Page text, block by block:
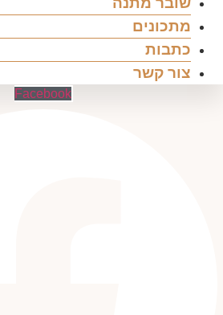
מתכונים
כתבות
צור קשר
Facebook